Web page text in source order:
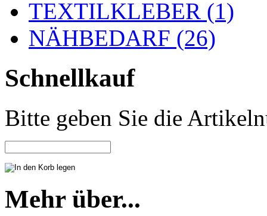
TEXTILKLEBER (1)
NÄHBEDARF (26)
Schnellkauf
Bitte geben Sie die
Mehr über...